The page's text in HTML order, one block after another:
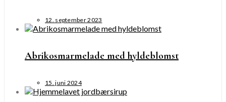
12. september 2023
Abrikosmarmelade med hyldeblomst
15. juni 2024